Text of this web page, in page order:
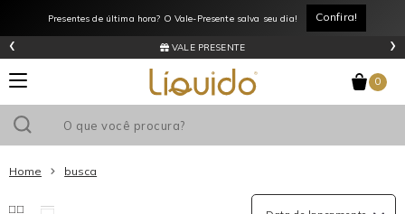
Presentes de última hora? O Vale-Presente salva seu dia! Confira!
VALE PRESENTE
‹ ›
0
Home busca